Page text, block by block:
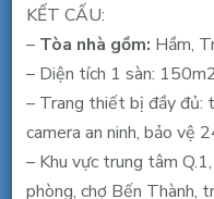
Hưng
Đạo,
Q1,
75m2,
43.1
triệu
KẾT CẤU:
– Tòa nhà gồm: Hầm,
– Diện tích 1 sàn:
– Trang thiết bị đầy đủ:
camera an ninh, bảo vệ
– Khu vực trung tâm
phòng, chợ Bến Thành,